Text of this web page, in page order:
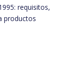
requisitos,
productos